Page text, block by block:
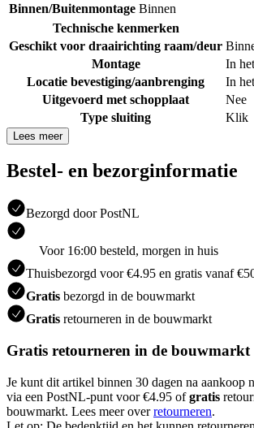
Binnen/Buitenmontage Binnen
Technische kenmerken
Geschikt voor draairichting raam/deur
Montage
In
Locatie bevestiging/aanbrenging
In
Uitgevoerd met schopplaat
Nee
Type sluiting
Klik
Lees meer
Bestel- en bezorginformatie
Bezorgd door PostNL
Voor 16:00 besteld, morgen in huis
Thuisbezorgd voor €4.95 en gratis vanaf
Gratis bezorgd in de bouwmarkt
Gratis retourneren in de bouwmarkt
Gratis retourneren in de bouwmarkt
Je kunt dit artikel binnen 30 dagen na aankoop
via een PostNL-punt voor €4.95 ofgratis
bouwmarkt. Lees meer overretourneren.